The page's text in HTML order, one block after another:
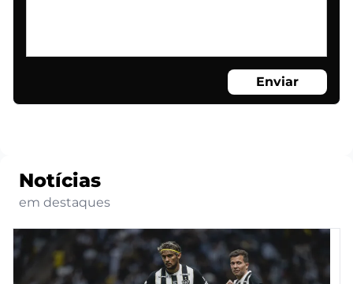
Enviar
Notícias
em destaques